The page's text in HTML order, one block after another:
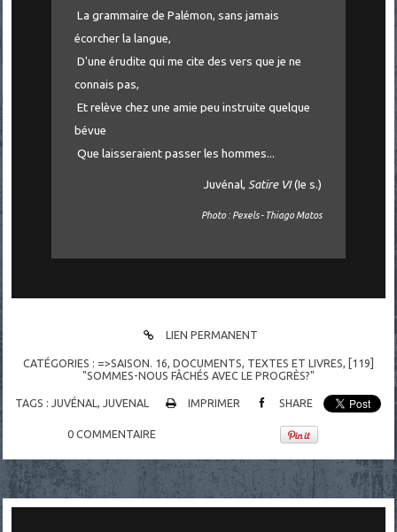
La grammaire de Palémon, sans jamais
écorcher la langue,
D'une érudite qui me cite des vers que je ne
connais pas,
Et relève chez une amie peu instruite quelque
bévue
Que laisseraient passer les hommes...
Juvénal, Satire VI(Ie s.)
Photo : Pexels - Thiago Matos
LIEN PERMANENT
CATÉGORIES : =>SAISON. 16, DOCUMENTS, TEXTES ET LIVRES,
[119]
"SOMMES-NOUS FÂCHÉS AVEC LE PROGRÈS?"
TAGS :JUVÉNAL,JUVENAL IMPRIMER SHARE
0 COMMENTAIRE